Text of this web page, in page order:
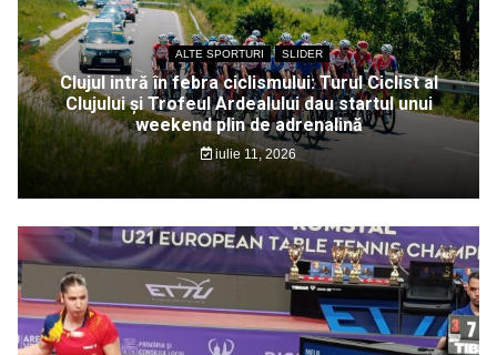
ALTE SPORTURI SLIDER
Clujul intră în febra ciclismului: Turul Ciclist al
Clujului și Trofeul Ardealului dau startul unui
weekend plin de adrenalină
iulie 11, 2026